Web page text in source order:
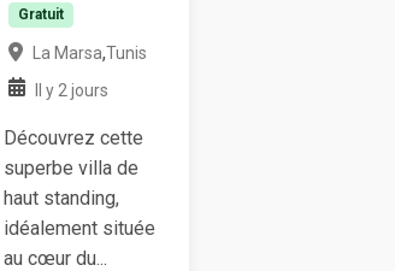
Gratuit
La Marsa,Tunis
Il y 2 jours
Découvrez cette
superbe villa de
haut standing,
idéalement située
au cœur du...